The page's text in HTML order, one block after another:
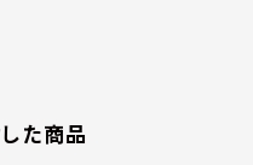
た商品